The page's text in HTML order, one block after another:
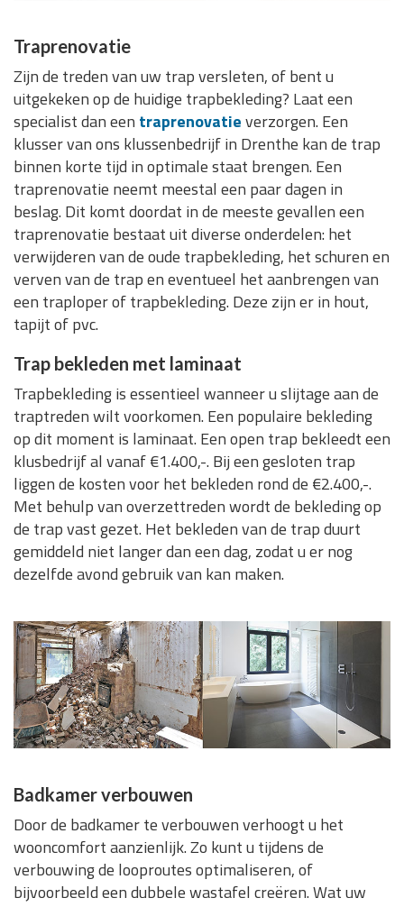
Traprenovatie
Zijn de treden van uw trap versleten, of bent u
uitgekeken op de huidige trapbekleding? Laat een
specialist dan een traprenovatieverzorgen. Een
klusser van ons klussenbedrijf in Drenthe kan de trap
binnen korte tijd in optimale staat brengen. Een
traprenovatie neemt meestal een paar dagen in
beslag. Dit komt doordat in de meeste gevallen een
traprenovatie bestaat uit diverse onderdelen: het
verwijderen van de oude trapbekleding, het schuren en
verven van de trap en eventueel het aanbrengen van
een traploper of trapbekleding. Deze zijn er in hout,
tapijt of pvc.
Trap bekleden met laminaat
Trapbekleding is essentieel wanneer u slijtage aan de
traptreden wilt voorkomen. Een populaire bekleding
op dit moment is laminaat. Een open trap bekleedt een
klusbedrijf al vanaf €1.400,-. Bij een gesloten trap
liggen de kosten voor het bekleden rond de €2.400,-.
Met behulp van overzettreden wordt de bekleding op
de trap vast gezet. Het bekleden van de trap duurt
gemiddeld niet langer dan een dag, zodat u er nog
dezelfde avond gebruik van kan maken.
Badkamer verbouwen
Door de badkamer te verbouwen verhoogt u het
wooncomfort aanzienlijk. Zo kunt u tijdens de
verbouwing de looproutes optimaliseren, of
bijvoorbeeld een dubbele wastafel creëren. Wat uw